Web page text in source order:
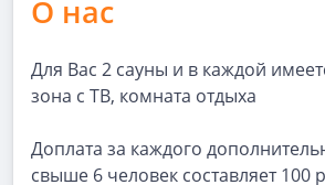
О нас
Для Вас 2 сауны и в каждой
зона с ТВ, комната отдыха
Доплата за каждого
свыше 6 человек составляет 100